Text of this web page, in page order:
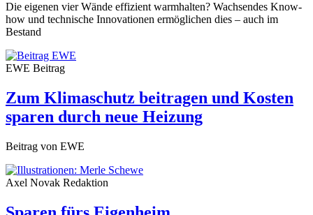
Die eigenen vier Wände effizient warmhalten? Wachsendes Know-
how und technische Innovationen ermöglichen dies – auch im
Bestand
EWE Beitrag
Zum Klimaschutz beitragen und Kosten
sparen durch neue Heizung
Beitrag von EWE
Axel Novak Redaktion